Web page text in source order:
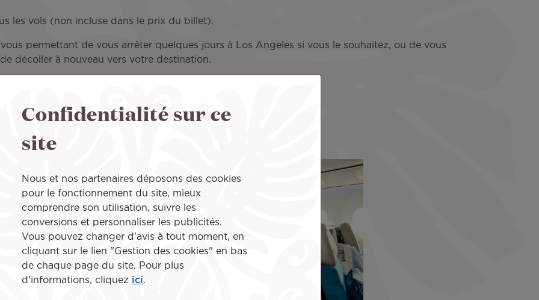
les vols (non incluse dans le prix du billet).
permettant de vous arrêter quelques jours à Los Angeles si vous le souhaitez, ou de vous
décoller à nouveau vers votre destination.
qui vous convient
de standing. Ses
ainsi vous reposer
du vol. Réservez
également d’un
en soute et du Lounge
Confidentialité sur ce
site
Nous et nos partenaires déposons des cookies
pour le fonctionnement du site, mieux
comprendre son utilisation, suivre les
conversions et personnaliser les publicités.
Vous pouvez changer d'avis à tout moment, en
cliquant sur le lien "Gestion des cookies" en bas
de chaque page du site. Pour plus
d'informations, cliquez ici.